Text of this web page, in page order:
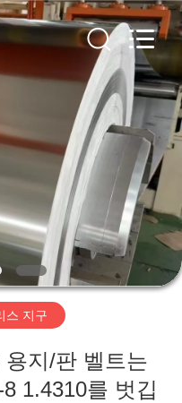
스 지구
지/판 벨트는
1.4310를 벗깁